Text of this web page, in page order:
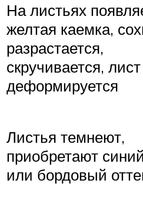
На листьях
желтая каемка,
разрастается,
скручивается, лист
деформируется
Листья темнеют,
приобретают синий
или бордовый